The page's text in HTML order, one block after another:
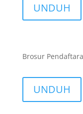
UNDUH
Brosur
UNDUH